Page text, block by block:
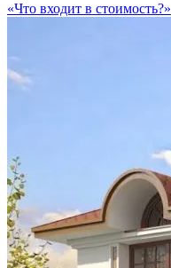
«Что входит в стоимость?»